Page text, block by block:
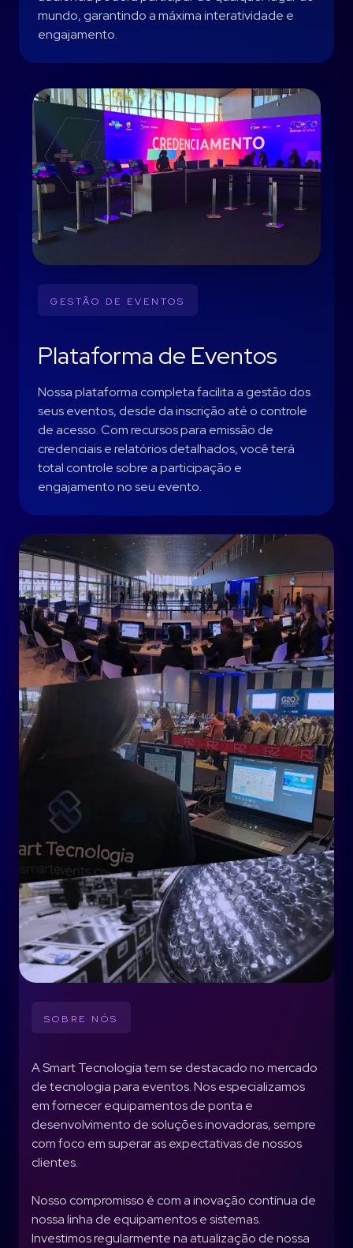
mundo, garantindo a máxima interatividade e
engajamento.
GESTÃO DE EVENTOS
Plataforma de Eventos
Nossa plataforma completa facilita a gestão dos
seus eventos, desde da inscrição até o controle
de acesso. Com recursos para emissão de
credenciais e relatórios detalhados, você terá
total controle sobre a participação e
engajamento no seu evento.
SOBRE NÓS
A Smart Tecnologia tem se destacado no mercado
de tecnologia para eventos. Nos especializamos
em fornecer equipamentos de ponta e
desenvolvimento de soluções inovadoras, sempre
com foco em superar as expectativas de nossos
clientes.
Nosso compromisso é com a inovação contínua de
nossa linha de equipamentos e sistemas.
Investimos regularmente na atualização de nossa